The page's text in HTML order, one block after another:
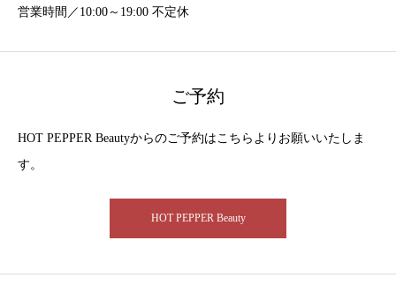
営業時間／10:00～19:00 不定休
ご予約
HOT PEPPER Beautyからのご予約はこちらよりお願いいたしま
す。
HOT PEPPER Beauty